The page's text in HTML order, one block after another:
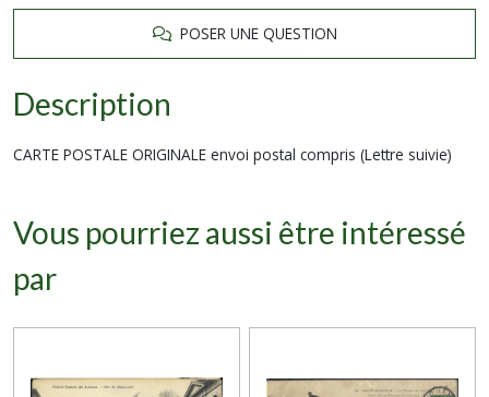
POSER UNE QUESTION
Description
CARTE POSTALE ORIGINALE envoi postal compris (Lettre suivie)
Vous pourriez aussi être intéressé
par